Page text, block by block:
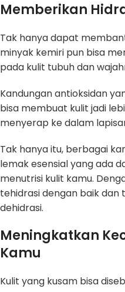
Memberikan
Tak hanya dapat
minyak kemiri pun bisa
pada kulit tubuh dan
Kandungan antioksidan
bisa membuat kulit jadi
menyerap ke dalam
Tak hanya itu, berbagai
lemak esensial yang ada
menutrisi kulit kamu.
tehidrasi dengan baik
dehidrasi.
Meningkatkan
Kamu
Kulit yang kusam bisa